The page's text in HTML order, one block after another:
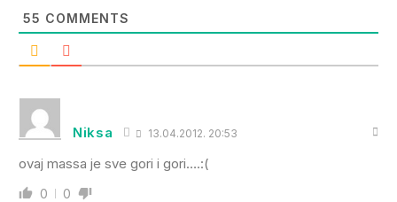
55 COMMENTS
Niksa 13.04.2012. 20:53
ovaj massa je sve gori i gori….:(
0 0